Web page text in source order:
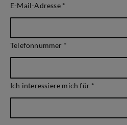
E-Mail-Adresse *
Telefonnummer *
Ich interessiere mich für *